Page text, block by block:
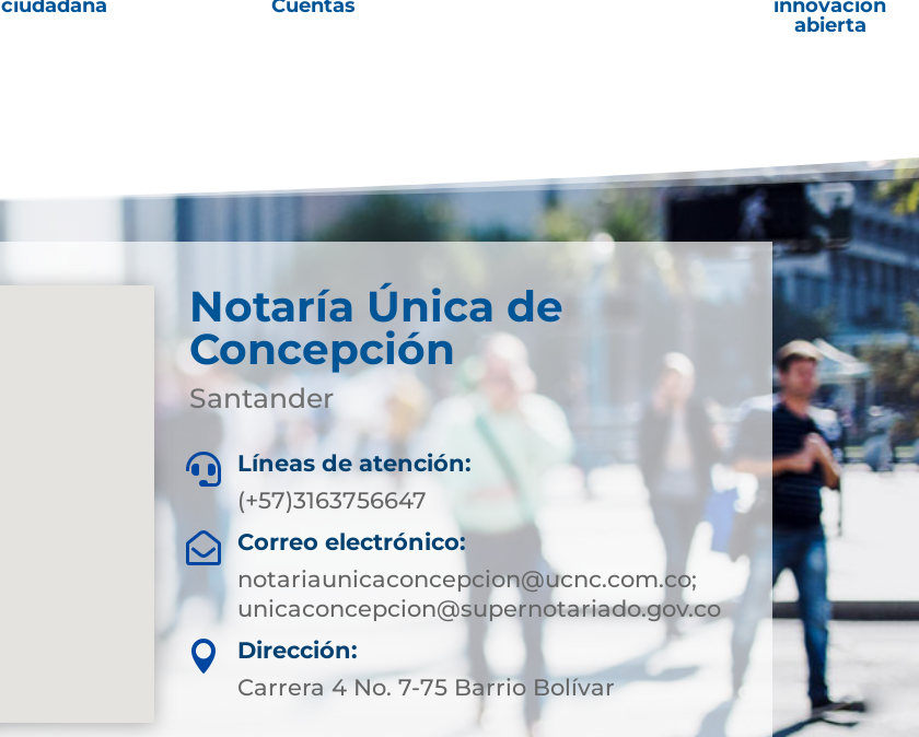
ciudadana
Cuentas
innovación
abierta
Notaría Única de
Concepción
Santander

Líneas de atención:
(+57)3163756647

Correo electrónico:
notariaunicaconcepcion@ucnc.com.co;
unicaconcepcion@supernotariado.gov.co

Dirección:
Carrera 4 No. 7-75 Barrio Bolívar